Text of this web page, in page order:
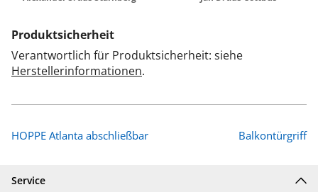
Produktsicherheit
Verantwortlich für Produktsicherheit: siehe
Herstellerinformationen.
HOPPE Atlanta abschließbar Balkontürgriff
Service